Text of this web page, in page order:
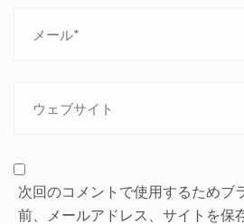
次回のコメントで使用するためブ
前、メールアドレス、サイトを保